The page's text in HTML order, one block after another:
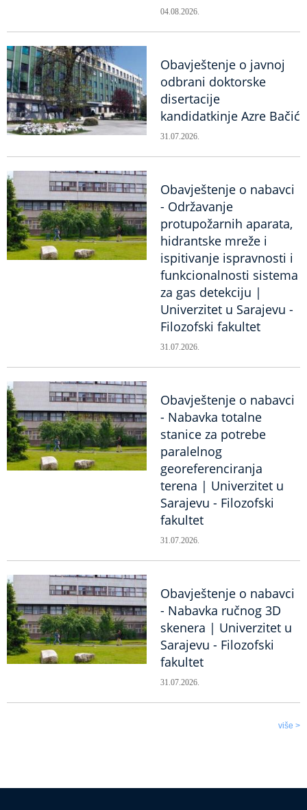
04.08.2026.
Obavještenje o javnoj
odbrani doktorske
disertacije
kandidatkinje Azre Bačić
31.07.2026.
Obavještenje o nabavci
- Održavanje
protupožarnih aparata,
hidrantske mreže i
ispitivanje ispravnosti i
funkcionalnosti sistema
za gas detekciju |
Univerzitet u Sarajevu -
Filozofski fakultet
31.07.2026.
Obavještenje o nabavci
- Nabavka totalne
stanice za potrebe
paralelnog
georeferenciranja
terena | Univerzitet u
Sarajevu - Filozofski
fakultet
31.07.2026.
Obavještenje o nabavci
- Nabavka ručnog 3D
skenera | Univerzitet u
Sarajevu - Filozofski
fakultet
31.07.2026.
više >